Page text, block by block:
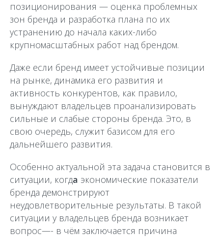
позиционирования — оценка проблемных
зон бренда и разработка плана по их
устранению до начала каких-либо
крупномасштабных работ над брендом.
Даже если бренд имеет устойчивые позиции
на рынке, динамика его развития и
активность конкурентов, как правило,
вынуждают владельцев проанализировать
сильные и слабые стороны бренда. Это, в
свою очередь, служит базисом для его
дальнейшего развития.
Особенно актуальной эта задача становится в
ситуации, когда экономические показатели
бренда демонстрируют
неудовлетворительные результаты. В такой
ситуации у владельцев бренда возникает
вопрос—- в чём заключается причина